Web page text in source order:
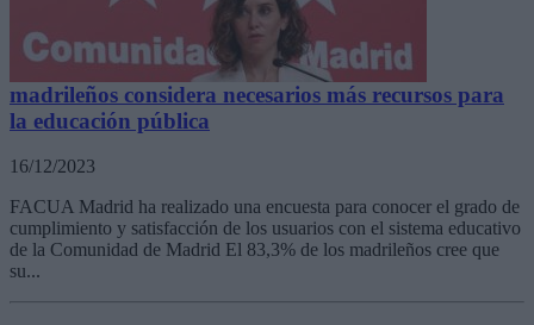
madrileños considera necesarios más recursos para
la educación pública
16/12/2023
FACUA Madrid ha realizado una encuesta para conocer el grado de
cumplimiento y satisfacción de los usuarios con el sistema educativo
de la Comunidad de Madrid El 83,3% de los madrileños cree que
su...